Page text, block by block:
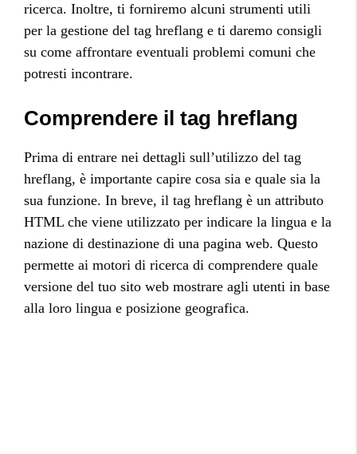
ricerca. Inoltre, ti forniremo alcuni strumenti utili
per la gestione del tag hreflang e ti daremo consigli
su come affrontare eventuali problemi comuni che
potresti incontrare.
Comprendere il tag hreflang
Prima di entrare nei dettagli sull’utilizzo del tag
hreflang, è importante capire cosa sia e quale sia la
sua funzione. In breve, il tag hreflang è un attributo
HTML che viene utilizzato per indicare la lingua e la
nazione di destinazione di una pagina web. Questo
permette ai motori di ricerca di comprendere quale
versione del tuo sito web mostrare agli utenti in base
alla loro lingua e posizione geografica.